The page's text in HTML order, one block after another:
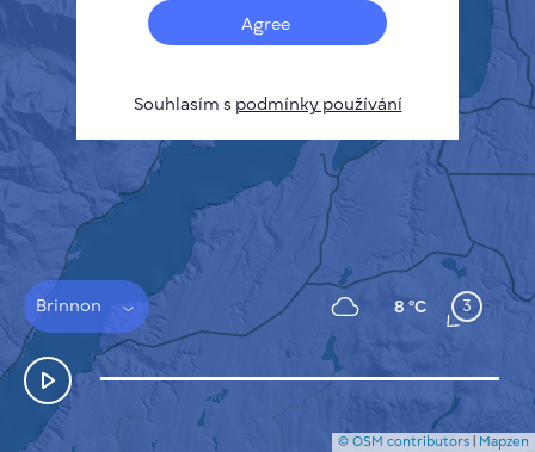
Brinnon 8 °C 3
JAK TO FUNGUJE
ZÁSADY OCHRANY SOUKROMÍ
PODMÍNKY A PRAVIDLA
PRŮVODCE INSTALACÍ
API
FAQ
KONTAKTUJTE NÁS
© OSM contributors | Mapzen
Agree
Souhlasím s podmínky používání